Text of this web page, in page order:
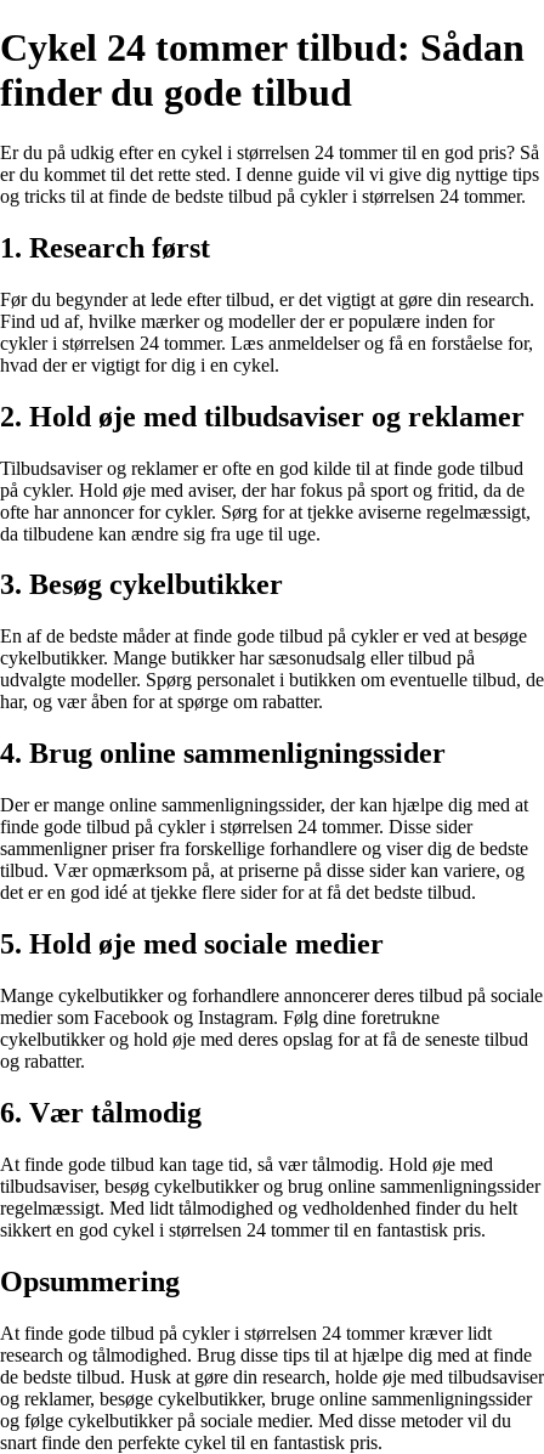
Cykel 24 tommer tilbud: Sådan
finder du gode tilbud
Er du på udkig efter en cykel i størrelsen 24 tommer til en god pris? Så
er du kommet til det rette sted. I denne guide vil vi give dig nyttige tips
og tricks til at finde de bedste tilbud på cykler i størrelsen 24 tommer.
1. Research først
Før du begynder at lede efter tilbud, er det vigtigt at gøre din research.
Find ud af, hvilke mærker og modeller der er populære inden for
cykler i størrelsen 24 tommer. Læs anmeldelser og få en forståelse for,
hvad der er vigtigt for dig i en cykel.
2. Hold øje med tilbudsaviser og reklamer
Tilbudsaviser og reklamer er ofte en god kilde til at finde gode tilbud
på cykler. Hold øje med aviser, der har fokus på sport og fritid, da de
ofte har annoncer for cykler. Sørg for at tjekke aviserne regelmæssigt,
da tilbudene kan ændre sig fra uge til uge.
3. Besøg cykelbutikker
En af de bedste måder at finde gode tilbud på cykler er ved at besøge
cykelbutikker. Mange butikker har sæsonudsalg eller tilbud på
udvalgte modeller. Spørg personalet i butikken om eventuelle tilbud, de
har, og vær åben for at spørge om rabatter.
4. Brug online sammenligningssider
Der er mange online sammenligningssider, der kan hjælpe dig med at
finde gode tilbud på cykler i størrelsen 24 tommer. Disse sider
sammenligner priser fra forskellige forhandlere og viser dig de bedste
tilbud. Vær opmærksom på, at priserne på disse sider kan variere, og
det er en god idé at tjekke flere sider for at få det bedste tilbud.
5. Hold øje med sociale medier
Mange cykelbutikker og forhandlere annoncerer deres tilbud på sociale
medier som Facebook og Instagram. Følg dine foretrukne
cykelbutikker og hold øje med deres opslag for at få de seneste tilbud
og rabatter.
6. Vær tålmodig
At finde gode tilbud kan tage tid, så vær tålmodig. Hold øje med
tilbudsaviser, besøg cykelbutikker og brug online sammenligningssider
regelmæssigt. Med lidt tålmodighed og vedholdenhed finder du helt
sikkert en god cykel i størrelsen 24 tommer til en fantastisk pris.
Opsummering
At finde gode tilbud på cykler i størrelsen 24 tommer kræver lidt
research og tålmodighed. Brug disse tips til at hjælpe dig med at finde
de bedste tilbud. Husk at gøre din research, holde øje med tilbudsaviser
og reklamer, besøge cykelbutikker, bruge online sammenligningssider
og følge cykelbutikker på sociale medier. Med disse metoder vil du
snart finde den perfekte cykel til en fantastisk pris.